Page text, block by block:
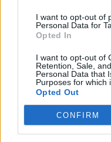
I want to opt-out of
Personal Data for
Opted In
I want to opt-out of
Retention, Sale,
Personal Data that
Purposes for which
Opted Out
CONFIRM
ΜΟΝΌΠΕΤΡΟ ΔΑΧΤΥΛΊΔΙ
ΔΙΑΜΆΝΤΙ 0.35CT
1.930€1.737€